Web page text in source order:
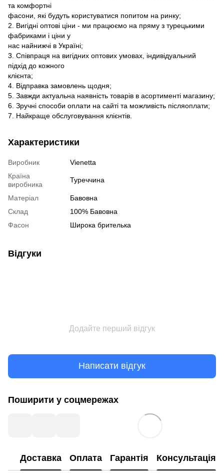
та комфортні
фасони, які будуть користуватися попитом на ринку;
2. Вигідні оптові ціни - ми працюємо на пряму з турецькими
фабриками і ціни у
нас найнижчі в Україні;
3. Співпраця на вигідних оптових умовах, індивідуальний
підхід до кожного
клієнта;
4. Відправка замовлень щодня;
5. Завжди актуальна наявність товарів в асортименті магазину;
6. Зручні способи оплати на сайті та можливість післяоплати;
7. Найкраще обслуговування клієнтів.
Характеристики
Виробник
Vienetta
Країна
виробника
Туреччина
Матеріал
Бавовна
Склад
100% Бавовна
Фасон
Широка брителька
Відгуки
Додайте перший відгук
Написати відгук
Поширити у соцмережах
Доставка Оплата Гарантія Консультація